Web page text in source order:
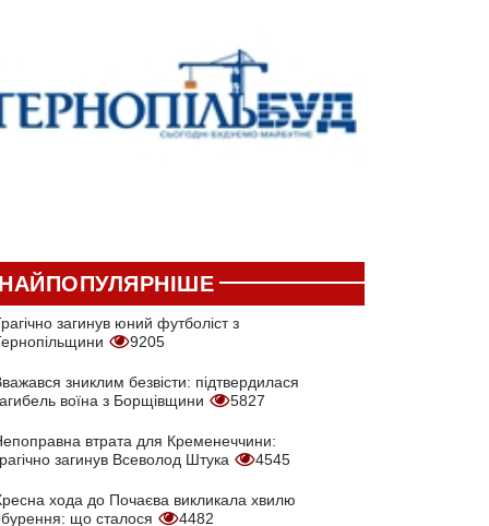
загинув юний футболіст з
9205
зниклим безвісти: підтвердилася
воїна з Борщівщини
5827
втрата для Кременеччини:
загинув Всеволод Штука
4545
хода до Почаєва викликала хвилю
що сталося
4482